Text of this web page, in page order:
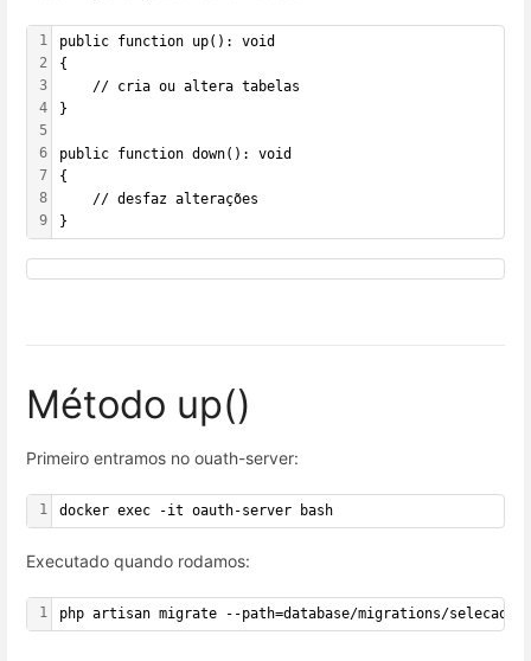
1
2
3
4
5
6
7
8
9
public function up(): void
{
    // cria ou altera tabelas
}
public function down(): void
{
    // desfaz alterações
}
Método up()
Primeiro entramos no ouath-server:
1 docker exec -it oauth-server bash
Executado quando rodamos:
1 php artisan migrate --path=database/migrations/